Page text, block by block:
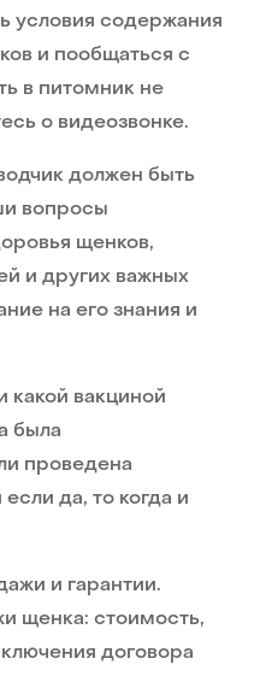
условия содержания
и пообщаться с
в питомник не
о видеозвонке.
должен быть
вопросы
щенков,
и других важных
на его знания и
какой вакциной
была
проведена
да, то когда и
и гарантии.
щенка: стоимость,
договора